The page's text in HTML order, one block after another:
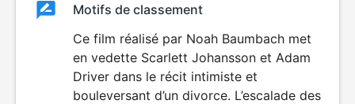
ClassementClassement
Motifs de classement
Ce film réalisé par Noah Baumbach met
en vedette Scarlett Johansson et Adam
Driver dans le récit intimiste et
bouleversant d’un divorce. L’escalade des